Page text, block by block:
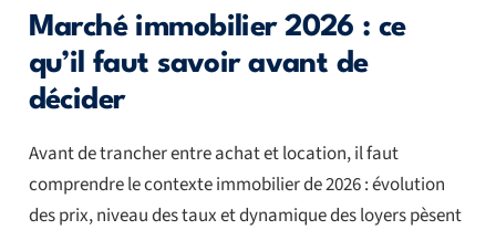
Marché immobilier 2026 : ce
qu’il faut savoir avant de
décider
Avant de trancher entre achat et location, il faut
comprendre le contexte immobilier de 2026 : évolution
des prix, niveau des taux et dynamique des loyers pèsent